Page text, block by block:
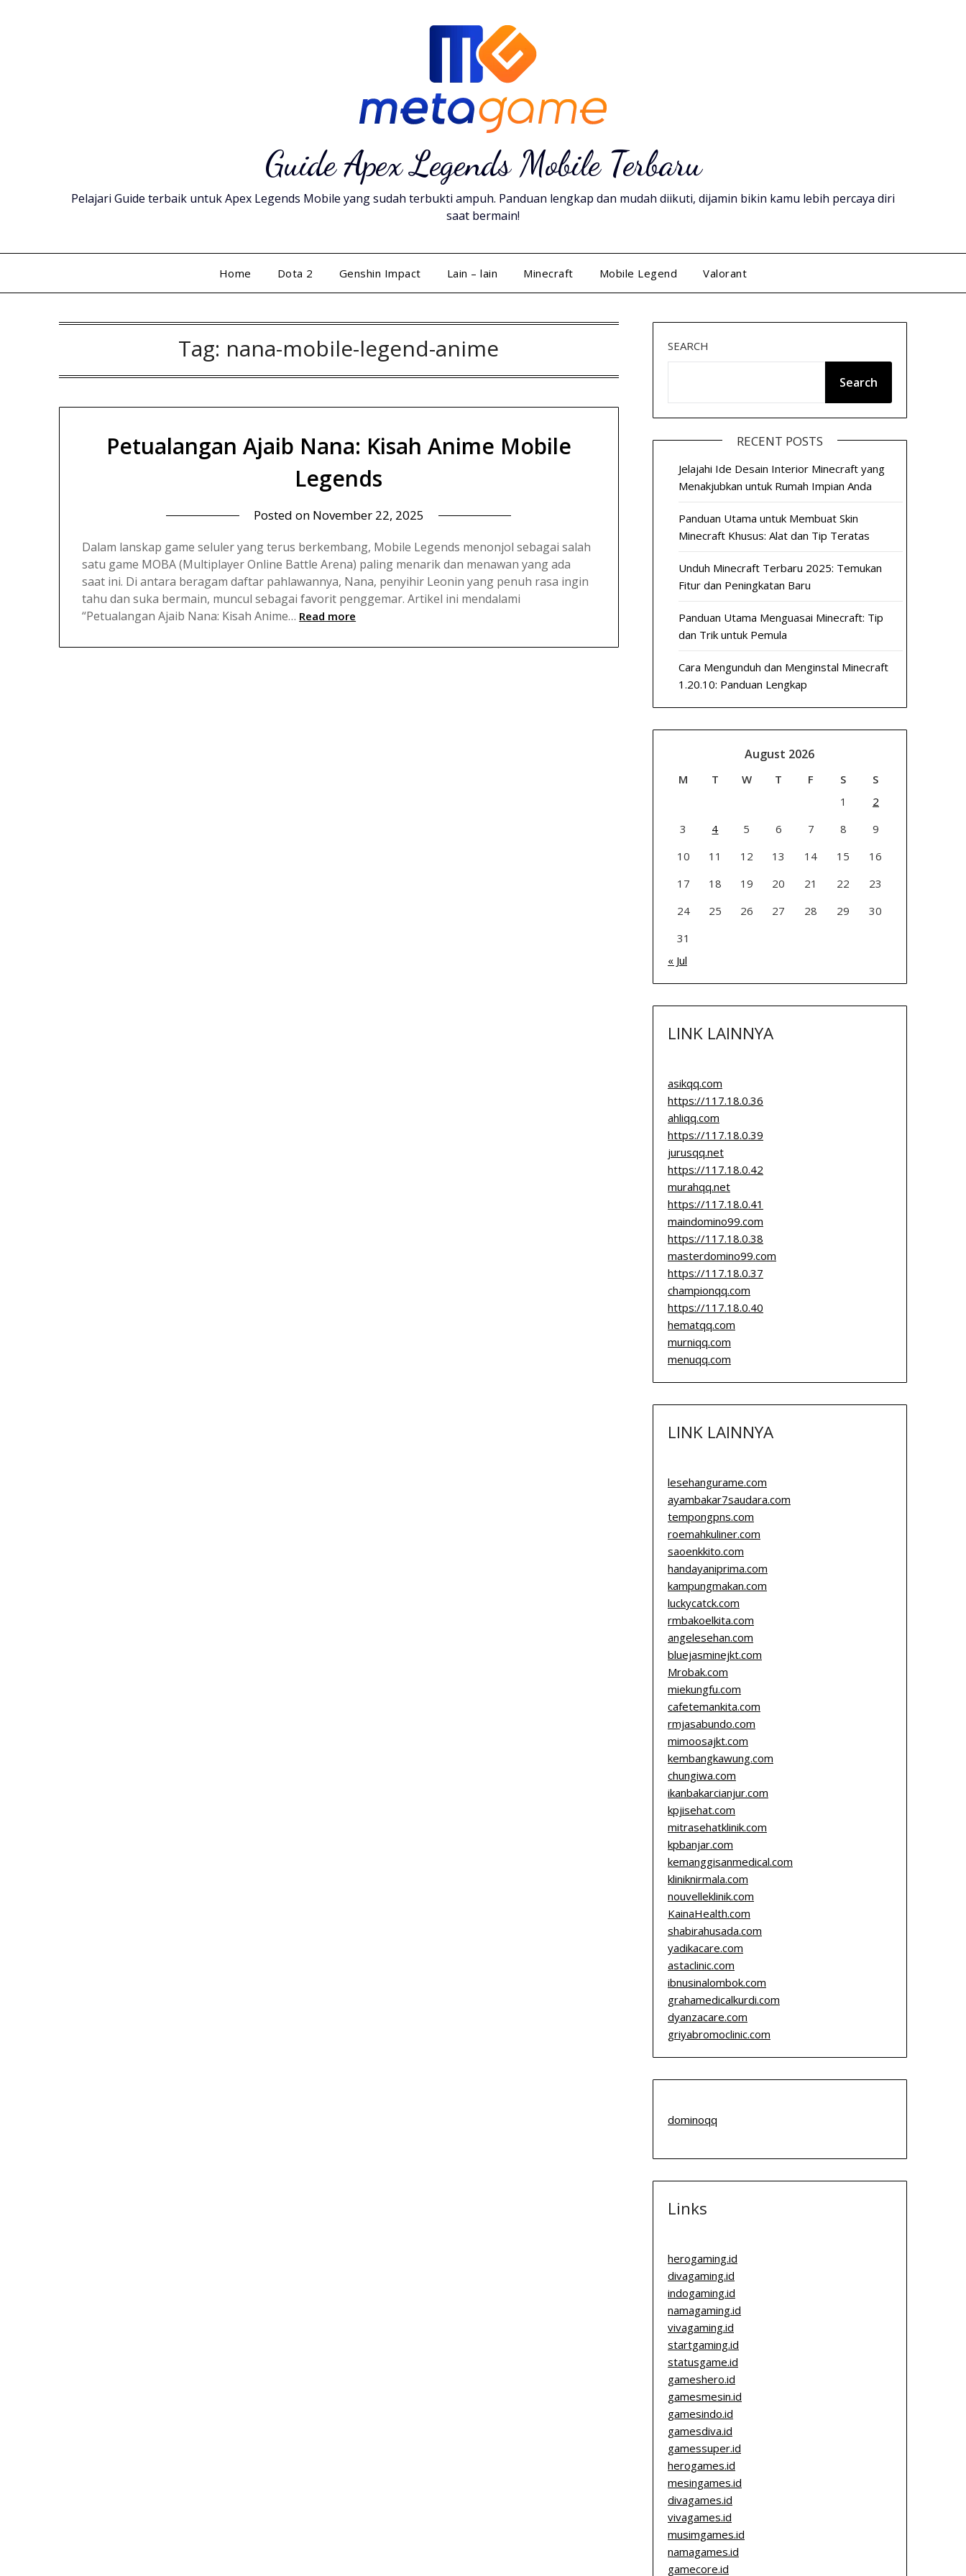
Guide Apex Legends Mobile Terbaru
Pelajari Guide terbaik untuk Apex Legends Mobile yang sudah terbukti ampuh. Panduan lengkap dan mudah diikuti, dijamin bikin kamu lebih percaya diri
saat bermain!
Home Dota 2 Genshin Impact Lain – lain Minecraft Mobile Legend Valorant
Tag: nana-mobile-legend-anime
Petualangan Ajaib Nana: Kisah Anime Mobile
Legends
Posted on November 22, 2025
Dalam lanskap game seluler yang terus berkembang, Mobile Legends menonjol sebagai salah
satu game MOBA (Multiplayer Online Battle Arena) paling menarik dan menawan yang ada
saat ini. Di antara beragam daftar pahlawannya, Nana, penyihir Leonin yang penuh rasa ingin
tahu dan suka bermain, muncul sebagai favorit penggemar. Artikel ini mendalami
“Petualangan Ajaib Nana: Kisah Anime… Read more
SEARCH
Search
RECENT POSTS
Jelajahi Ide Desain Interior Minecraft yang
Menakjubkan untuk Rumah Impian Anda
Panduan Utama untuk Membuat Skin
Minecraft Khusus: Alat dan Tip Teratas
Unduh Minecraft Terbaru 2025: Temukan
Fitur dan Peningkatan Baru
Panduan Utama Menguasai Minecraft: Tip
dan Trik untuk Pemula
Cara Mengunduh dan Menginstal Minecraft
1.20.10: Panduan Lengkap
August 2026
M T W T F S
S
1
2
3
4 5 6 7 8
9
10
11 12 13 14 15
16
17
18 19 20 21 22
23
24
25 26 27 28 29
30
31
« Jul
LINK LAINNYA
asikqq.com
https://117.18.0.36
ahliqq.com
https://117.18.0.39
jurusqq.net
https://117.18.0.42
murahqq.net
https://117.18.0.41
maindomino99.com
https://117.18.0.38
masterdomino99.com
https://117.18.0.37
championqq.com
https://117.18.0.40
hematqq.com
murniqq.com
menuqq.com
LINK LAINNYA
lesehangurame.com
ayambakar7saudara.com
tempongpns.com
roemahkuliner.com
saoenkkito.com
handayaniprima.com
kampungmakan.com
luckycatck.com
rmbakoelkita.com
angelesehan.com
bluejasminejkt.com
Mrobak.com
miekungfu.com
cafetemankita.com
rmjasabundo.com
mimoosajkt.com
kembangkawung.com
chungiwa.com
ikanbakarcianjur.com
kpjisehat.com
mitrasehatklinik.com
kpbanjar.com
kemanggisanmedical.com
kliniknirmala.com
nouvelleklinik.com
KainaHealth.com
shabirahusada.com
yadikacare.com
astaclinic.com
ibnusinalombok.com
grahamedicalkurdi.com
dyanzacare.com
griyabromoclinic.com
dominoqq
Links
herogaming.id
divagaming.id
indogaming.id
namagaming.id
vivagaming.id
startgaming.id
statusgame.id
gameshero.id
gamesmesin.id
gamesindo.id
gamesdiva.id
gamessuper.id
herogames.id
mesingames.id
divagames.id
vivagames.id
musimgames.id
namagames.id
gamecore.id